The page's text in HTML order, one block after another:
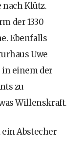
nach Klütz.
der 1330
Ebenfalls
Uwe
in einem der
zu
Willenskraft.
Abstecher